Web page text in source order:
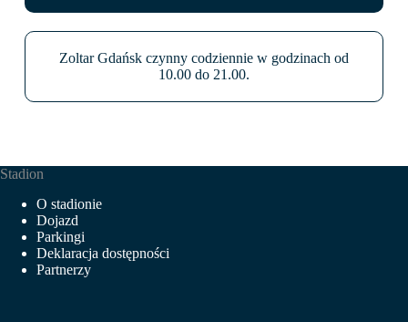
Zoltar Gdańsk czynny codziennie w godzinach od
10.00 do 21.00.
Stadion
O stadionie
Dojazd
Parkingi
Deklaracja dostępności
Partnerzy